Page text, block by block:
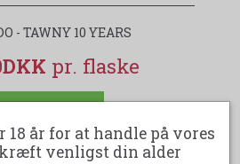
- TAWNY 10 YEARS
I KURV
år for at handle på vores
venligst din alder